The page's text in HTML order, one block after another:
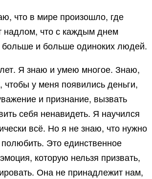
что в мире произошло, где
надлом, что с каждым днем
больше и больше одиноких людей.
Я знаю и умею многое. Знаю,
чтобы у меня появились деньги,
и признание, вызвать
себя ненавидеть. Я научился
всё. Но я не знаю, что нужно
Это единственное
которую нельзя призвать,
Она не принадлежит нам,